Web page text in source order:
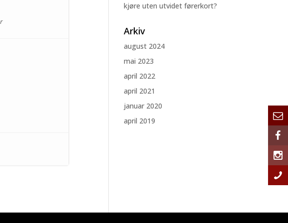
kjøre uten utvidet førerkort?
Arkiv
august 2024
mai 2023
april 2022
april 2021
januar 2020
april 2019